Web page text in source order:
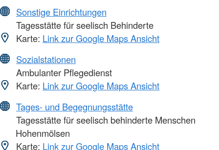
Sonstige Einrichtungen
Tagesstätte für seelisch Behinderte
Karte: Link zur Google Maps Ansicht
Sozialstationen
Ambulanter Pflegedienst
Karte: Link zur Google Maps Ansicht
Tages- und Begegnungsstätte
Tagesstätte für seelisch behinderte Menschen
Hohenmölsen
Karte: Link zur Google Maps Ansicht